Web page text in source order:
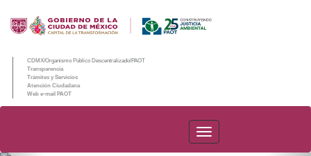
CDMX/Organismo Público Descentralizado/PAOT
Transparencia
Trámites y Servicios
Atención Ciudadana
Web e-mail PAOT
PAOT